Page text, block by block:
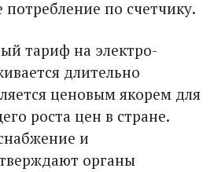
по счетчику.
тариф на электро­
длительно
ценовым якорем для
роста цен в стране.
и
органы